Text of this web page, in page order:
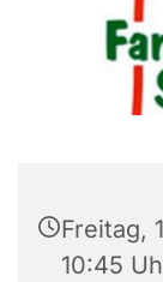
Freitag,
10:45